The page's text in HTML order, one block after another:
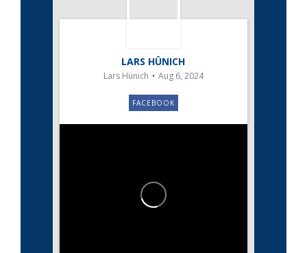
LARS HÜNICH
Lars Hünich Aug 6, 2024
FACEBOOK